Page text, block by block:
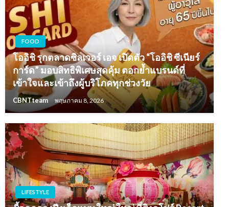
FOOD
โออิชิ รุกตลาดซิลเวอร์ เอจ เปิดตัว “โออิชิ ซีเนียร์
การ์ด” มอบสิทธิพิเศษสุดคุ้ม ตอกย้ำแบรนด์ที่
เข้าใจและเข้าถึงผู้บริโภคทุกช่วงวัย
CBNTteam พฤษภาคม 8, 2026
LIFESTYLE